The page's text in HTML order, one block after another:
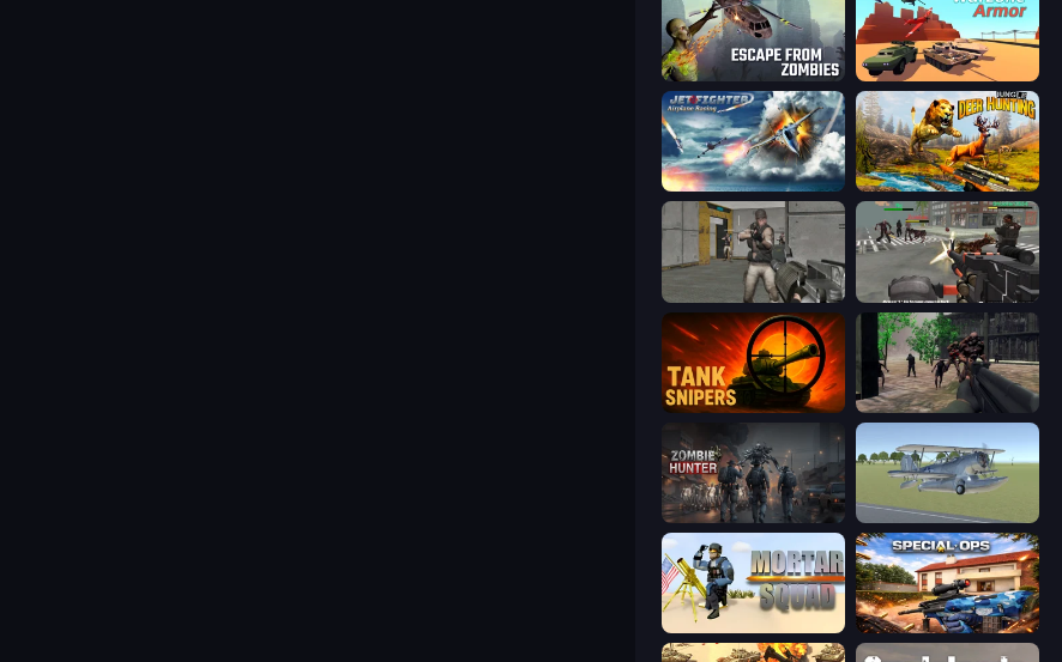
Escape from Zombies Warzone Armor
Jet Fighter Airplane Racing Jungle Deer Hunting
Warfare Area Masked Forces: Zombie Survival
Tank Snipers Sudden Attack
Zombie Hunter 3D Flight Simulator
Mortar Squad Special Ops: GO